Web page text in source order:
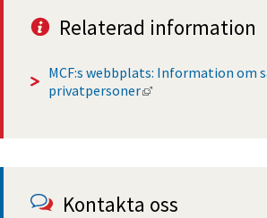
Relaterad information
MCF:s webbplats: Information om
privatpersoner Länk till annan
Kontakta oss